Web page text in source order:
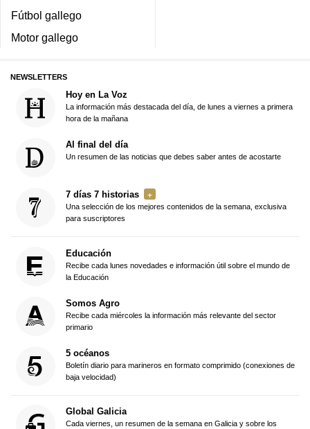
Fútbol gallego
Motor gallego
NEWSLETTERS
Hoy en La Voz
La información más destacada del día, de lunes a viernes a primera
hora de la mañana
Al final del día
Un resumen de las noticias que debes saber antes de acostarte
7 días 7 historias
Una selección de los mejores contenidos de la semana, exclusiva
para suscriptores
Educación
Recibe cada lunes novedades e información útil sobre el mundo de
la Educación
Somos Agro
Recibe cada miércoles la información más relevante del sector
primario
5 océanos
Boletín diario para marineros en formato comprimido (conexiones de
baja velocidad)
Global Galicia
Cada viernes, un resumen de la semana en Galicia y sobre los